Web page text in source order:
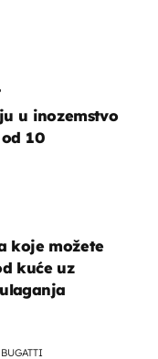
u inozemstvo
10
koje možete
kuće uz